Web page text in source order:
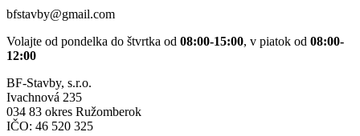
bfstavby@gmail.com
Volajte od pondelka do štvrtka od 08:00-15:00, v piatok od 08:00-
12:00
BF-Stavby, s.r.o.
Ivachnová 235
034 83 okres Ružomberok
IČO: 46 520 325